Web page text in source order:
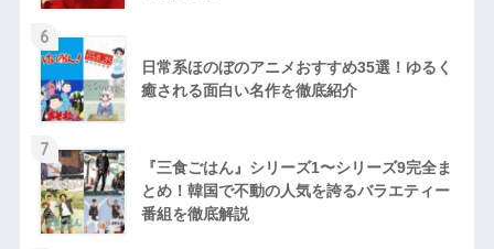
6
日常系ほのぼのアニメおすすめ35選！ゆるく
癒される面白い名作を徹底紹介
7
『三食ごはん』シリーズ1〜シリーズ9完全ま
とめ！韓国で不動の人気を誇るバラエティー
番組を徹底解説